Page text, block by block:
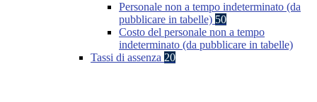
Personale non a tempo indeterminato (da
pubblicare in tabelle) 50
Costo del personale non a tempo
indeterminato (da pubblicare in tabelle)
Tassi di assenza 20